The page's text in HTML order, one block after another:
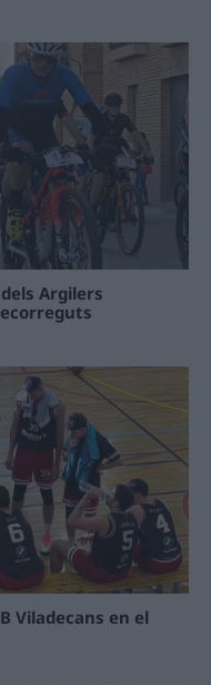
Argilers
Viladecans en el